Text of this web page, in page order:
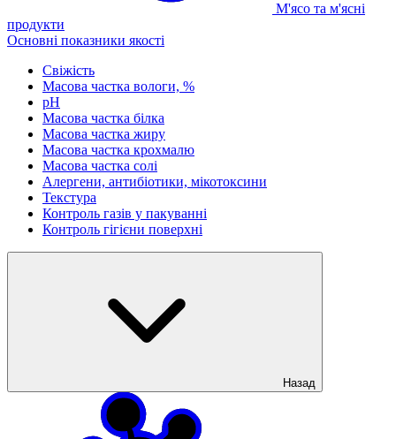
М'ясо та м'ясні
продукти
Основні показники якості
Свіжість
Масова частка вологи, %
рН
Масова частка білка
Масова частка жиру
Масова частка крохмалю
Масова частка солі
Алергени, антибіотики, мікотоксини
Текстура
Контроль газів у пакуванні
Контроль гігієни поверхні
Назад